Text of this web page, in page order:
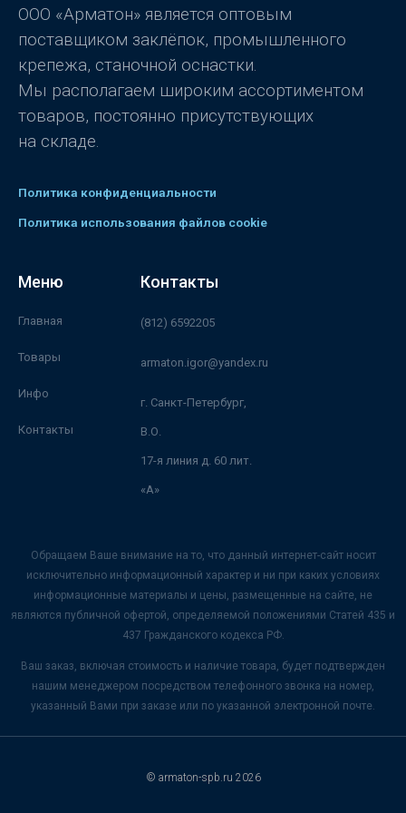
5
ООО «Арматон» является оптовым
поставщиком заклёпок, промышленного
крепежа, станочной оснастки.
Мы располагаем широким ассортиментом
товаров, постоянно присутствующих
на складе.
Политика конфиденциальности
Политика использования файлов cookie
Меню
Главная
Товары
Инфо
Контакты
Контакты
(812) 6592205
armaton.igor@yandex.ru
г. Санкт-Петербург,
В.О.
17-я линия д. 60 лит.
«А»
Обращаем Ваше внимание на то, что данный интернет-сайт носит
исключительно информационный характер и ни при каких условиях
информационные материалы и цены, размещенные на сайте, не
являются публичной офертой, определяемой положениями Статей 435 и
437 Гражданского кодекса РФ.
Ваш заказ, включая стоимость и наличие товара, будет подтвержден
нашим менеджером посредством телефонного звонка на номер,
указанный Вами при заказе или по указанной электронной почте.
© armaton-spb.ru 2026